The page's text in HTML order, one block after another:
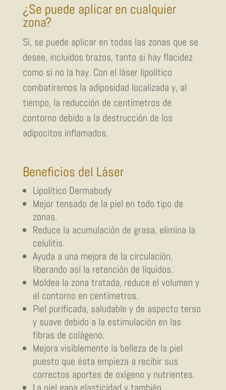
¿Se puede aplicar en cualquier
zona?
Sí, se puede aplicar en todas las zonas que se
desee, incluidos brazos, tanto si hay flacidez
como si no la hay. Con el láser lipolítico
combatiremos la adiposidad localizada y, al
tiempo, la reducción de centímetros de
contorno debido a la destrucción de los
adipocitos inflamados.
Beneficios del Láser
Lipolítico Dermabody
Mejor tensado de la piel en todo tipo de
zonas.
Reduce la acumulación de grasa, elimina la
celulitis.
Ayuda a una mejora de la circulación,
liberando así la retención de líquidos.
Moldea la zona tratada, reduce el volumen y
el contorno en centímetros.
Piel purificada, saludable y de aspecto terso
y suave debido a la estimulación en las
fibras de colágeno.
Mejora visiblemente la belleza de la piel
puesto que ésta empieza a recibir sus
correctos aportes de oxígeno y nutrientes.
La piel gana elasticidad y también